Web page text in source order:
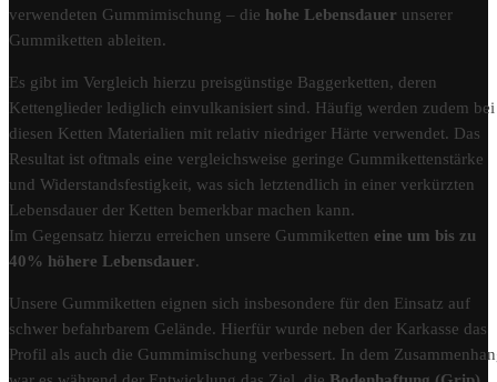
verwendeten Gummimischung – die hohe Lebensdauer unserer
Gummiketten ableiten.
Es gibt im Vergleich hierzu preisgünstige Baggerketten, deren
Kettenglieder lediglich einvulkanisiert sind. Häufig werden zudem bei
diesen Ketten Materialien mit relativ niedriger Härte verwendet. Das
Resultat ist oftmals eine vergleichsweise geringe Gummikettenstärke
und Widerstandsfestigkeit, was sich letztendlich in einer verkürzten
Lebensdauer der Ketten bemerkbar machen kann.
Im Gegensatz hierzu erreichen unsere Gummiketten eine um bis zu
40% höhere Lebensdauer.
Unsere Gummiketten eignen sich insbesondere für den Einsatz auf
schwer befahrbarem Gelände. Hierfür wurde neben der Karkasse das
Profil als auch die Gummimischung verbessert. In dem